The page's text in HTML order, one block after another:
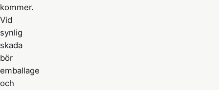
kommer.
Vid
synlig
skada
bör
emballage
och